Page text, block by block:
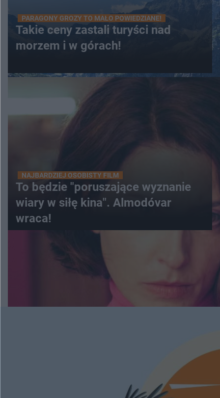
PARAGONY GROZY TO MAŁO POWIEDZIANE!
Takie ceny zastali turyści nad
morzem i w górach!
NAJBARDZIEJ OSOBISTY FILM
To będzie "poruszające wyznanie
wiary w siłę kina". Almodóvar
wraca!